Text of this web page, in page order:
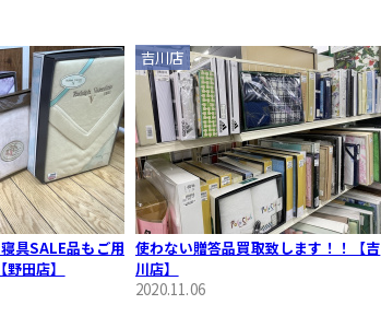
具SALE品もご用
田店】
使わない贈答品買取致します！！【吉
川店】
2020.11.06
吉川店